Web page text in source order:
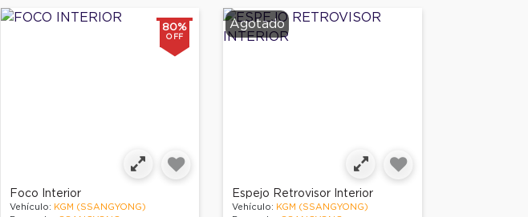
80%
OFF
Foco Interior
Vehículo: KGM (SSANGYONG)
Agotado
Espejo Retrovisor Interior
Vehículo: KGM (SSANGYONG)